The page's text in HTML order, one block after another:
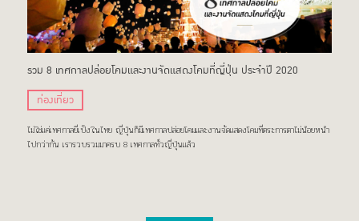
รวม 8 เทศกาลปล่อยโคมและงานจัดแสดงโคมที่ญี่ปุ่น ประจำปี 2020
ท่องเที่ยว
ไม่ใช่แค่เทศกาลยี่เป็งในไทย ญี่ปุ่นก็มีเทศกาลปล่อยโคมและงานจัดแสดงโคมที่ตระการตาไม่น้อยหน้า
ไปกว่ากัน เรารวบรวมมาครบ 8 เทศกาลทั่วญี่ปุ่นแล้ว